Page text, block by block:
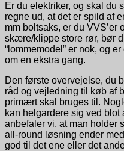
Er du elektriker, og skal du
regne ud, at det er spild af
mm boltsaks, er du VVS’er
skære/klippe store rør, bør
“lommemodel” er nok, og
om en ekstra gang.
Den første overvejelse, du
råd og vejledning til køb af
primært skal bruges til.
kan helgardere sig ved
anbefaler vi, at man holder
all-round løsning ender
god til det ene eller det